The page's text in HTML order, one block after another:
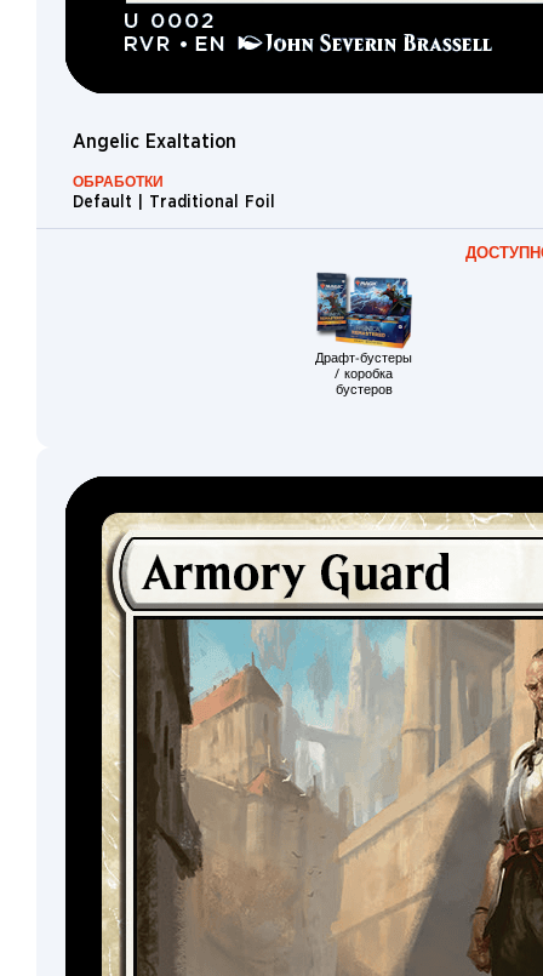
Sphinx
Equipment
Mutant
Snake
Elf
Spirit
Shaman
Thrull
Skeleton
Domri
Zombie
Ooze
Homunculus
Devil
Lizard
Construct
Angelic Exaltation
ОБРАБОТКИ
Default | Traditional Foil
Драфт-бустеры
/ коробка
бустеров